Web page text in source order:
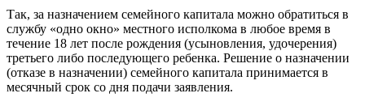
Так, за назначением семейного капитала можно обратиться в
службу «одно окно» местного исполкома в любое время в
течение 18 лет после рождения (усыновления, удочерения)
третьего либо последующего ребенка. Решение о назначении
(отказе в назначении) семейного капитала принимается в
месячный срок со дня подачи заявления.